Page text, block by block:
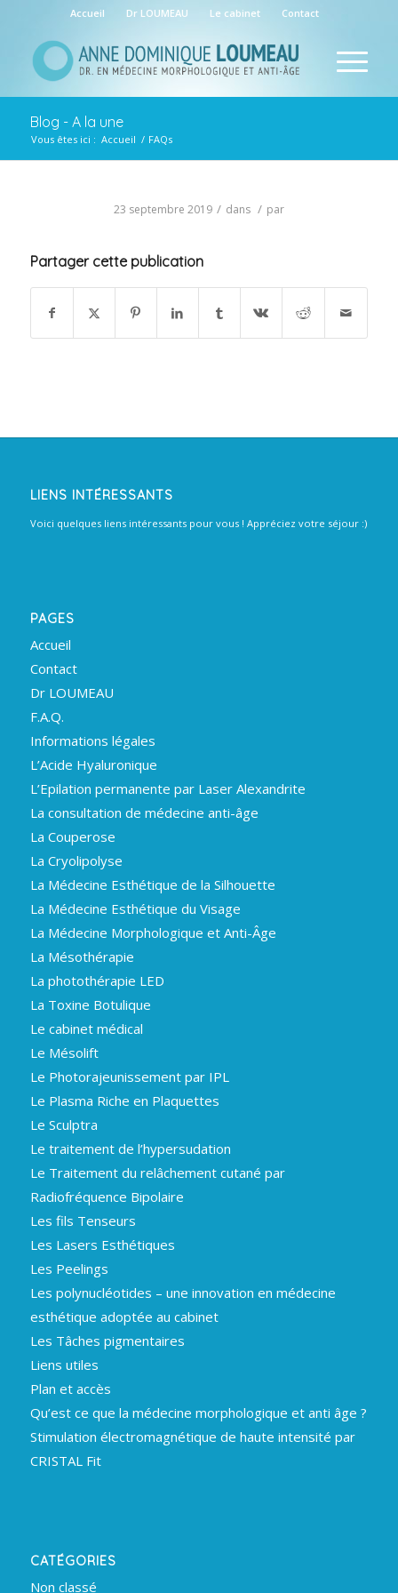
Accueil Dr LOUMEAU Le cabinet Contact
Blog - A la une
Vous êtes ici : Accueil / FAQs
23 septembre 2019 / dans / par
Partager cette publication
LIENS INTÉRESSANTS
Voici quelques liens intéressants pour vous ! Appréciez votre séjour :)
PAGES
Accueil
Contact
Dr LOUMEAU
F.A.Q.
Informations légales
L’Acide Hyaluronique
L’Epilation permanente par Laser Alexandrite
La consultation de médecine anti-âge
La Couperose
La Cryolipolyse
La Médecine Esthétique de la Silhouette
La Médecine Esthétique du Visage
La Médecine Morphologique et Anti-Âge
La Mésothérapie
La photothérapie LED
La Toxine Botulique
Le cabinet médical
Le Mésolift
Le Photorajeunissement par IPL
Le Plasma Riche en Plaquettes
Le Sculptra
Le traitement de l’hypersudation
Le Traitement du relâchement cutané par
Radiofréquence Bipolaire
Les fils Tenseurs
Les Lasers Esthétiques
Les Peelings
Les polynucléotides – une innovation en médecine
esthétique adoptée au cabinet
Les Tâches pigmentaires
Liens utiles
Plan et accès
Qu’est ce que la médecine morphologique et anti âge ?
Stimulation électromagnétique de haute intensité par
CRISTAL Fit
CATÉGORIES
Non classé